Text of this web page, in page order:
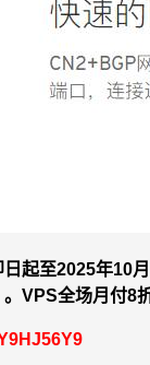
起至2025年10
VPS全场月付8